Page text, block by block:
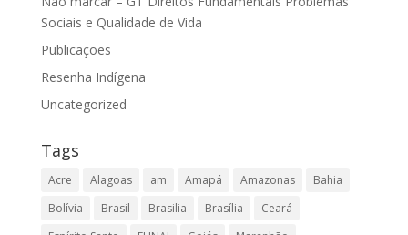
Sociais e Qualidade de Vida
Publicações
Resenha Indígena
Uncategorized
Tags
Acre Alagoas am Amapá Amazonas
Bahia
Bolívia
Brasil Brasilia Brasília
Ceará